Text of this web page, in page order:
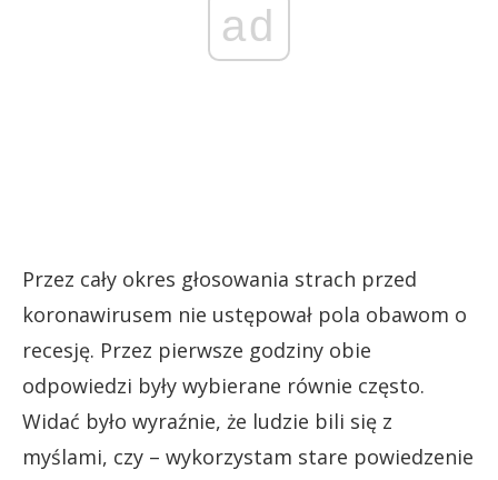
ad
Przez cały okres głosowania strach przed
koronawirusem nie ustępował pola obawom o
recesję. Przez pierwsze godziny obie
odpowiedzi były wybierane równie często.
Widać było wyraźnie, że ludzie bili się z
myślami, czy – wykorzystam stare powiedzenie